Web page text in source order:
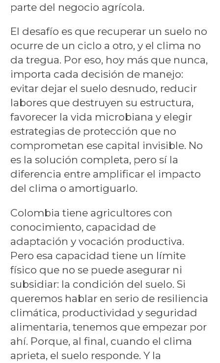
parte del negocio agrícola.
El desafío es que recuperar un suelo no
ocurre de un ciclo a otro, y el clima no
da tregua. Por eso, hoy más que nunca,
importa cada decisión de manejo:
evitar dejar el suelo desnudo, reducir
labores que destruyen su estructura,
favorecer la vida microbiana y elegir
estrategias de protección que no
comprometan ese capital invisible. No
es la solución completa, pero sí la
diferencia entre amplificar el impacto
del clima o amortiguarlo.
Colombia tiene agricultores con
conocimiento, capacidad de
adaptación y vocación productiva.
Pero esa capacidad tiene un límite
físico que no se puede asegurar ni
subsidiar: la condición del suelo. Si
queremos hablar en serio de resiliencia
climática, productividad y seguridad
alimentaria, tenemos que empezar por
ahí. Porque, al final, cuando el clima
aprieta, el suelo responde. Y la